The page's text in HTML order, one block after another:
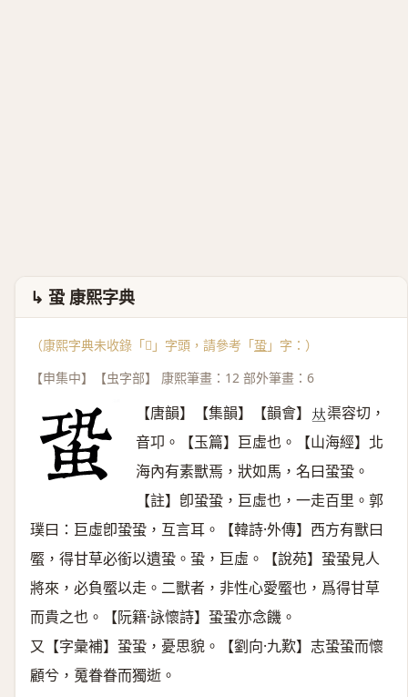
↳ 蛩 康熙字典
（康熙字典未收錄「𧋯」字頭，請參考「蛩 」字：）
【申集中】【虫字部】 康熙筆畫：12 部外筆畫：6
【唐韻】【集韻】【韻會】 𠀤渠容切，
音卭。【玉篇】巨虛也。【山海經】北
海內有素獸焉，狀如馬，名曰蛩蛩。
【註】卽蛩蛩，巨虛也，一走百里。郭
璞曰：巨虛卽蛩蛩，互言耳。【韓詩·外傳】西方有獸曰
蟨，得甘草必銜以遺蛩。蛩，巨虛。【說苑】蛩蛩見人
將來，必負蟨以走。二獸者，非性心愛蟨也，爲得甘草
而貴之也。【阮籍·詠懷詩】蛩蛩亦念饑。
又【字彙補】蛩蛩，憂思貌。【劉向·九歎】志蛩蛩而懷
顧兮，䰟眷眷而獨逝。